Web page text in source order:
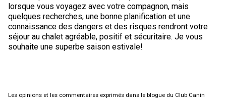
lorsque vous voyagez avec votre compagnon, mais
quelques recherches, une bonne planification et une
connaissance des dangers et des risques rendront votre
séjour au chalet agréable, positif et sécuritaire. Je vous
souhaite une superbe saison estivale!
Les opinions et les commentaires exprimés dans le blogue du Club Canin